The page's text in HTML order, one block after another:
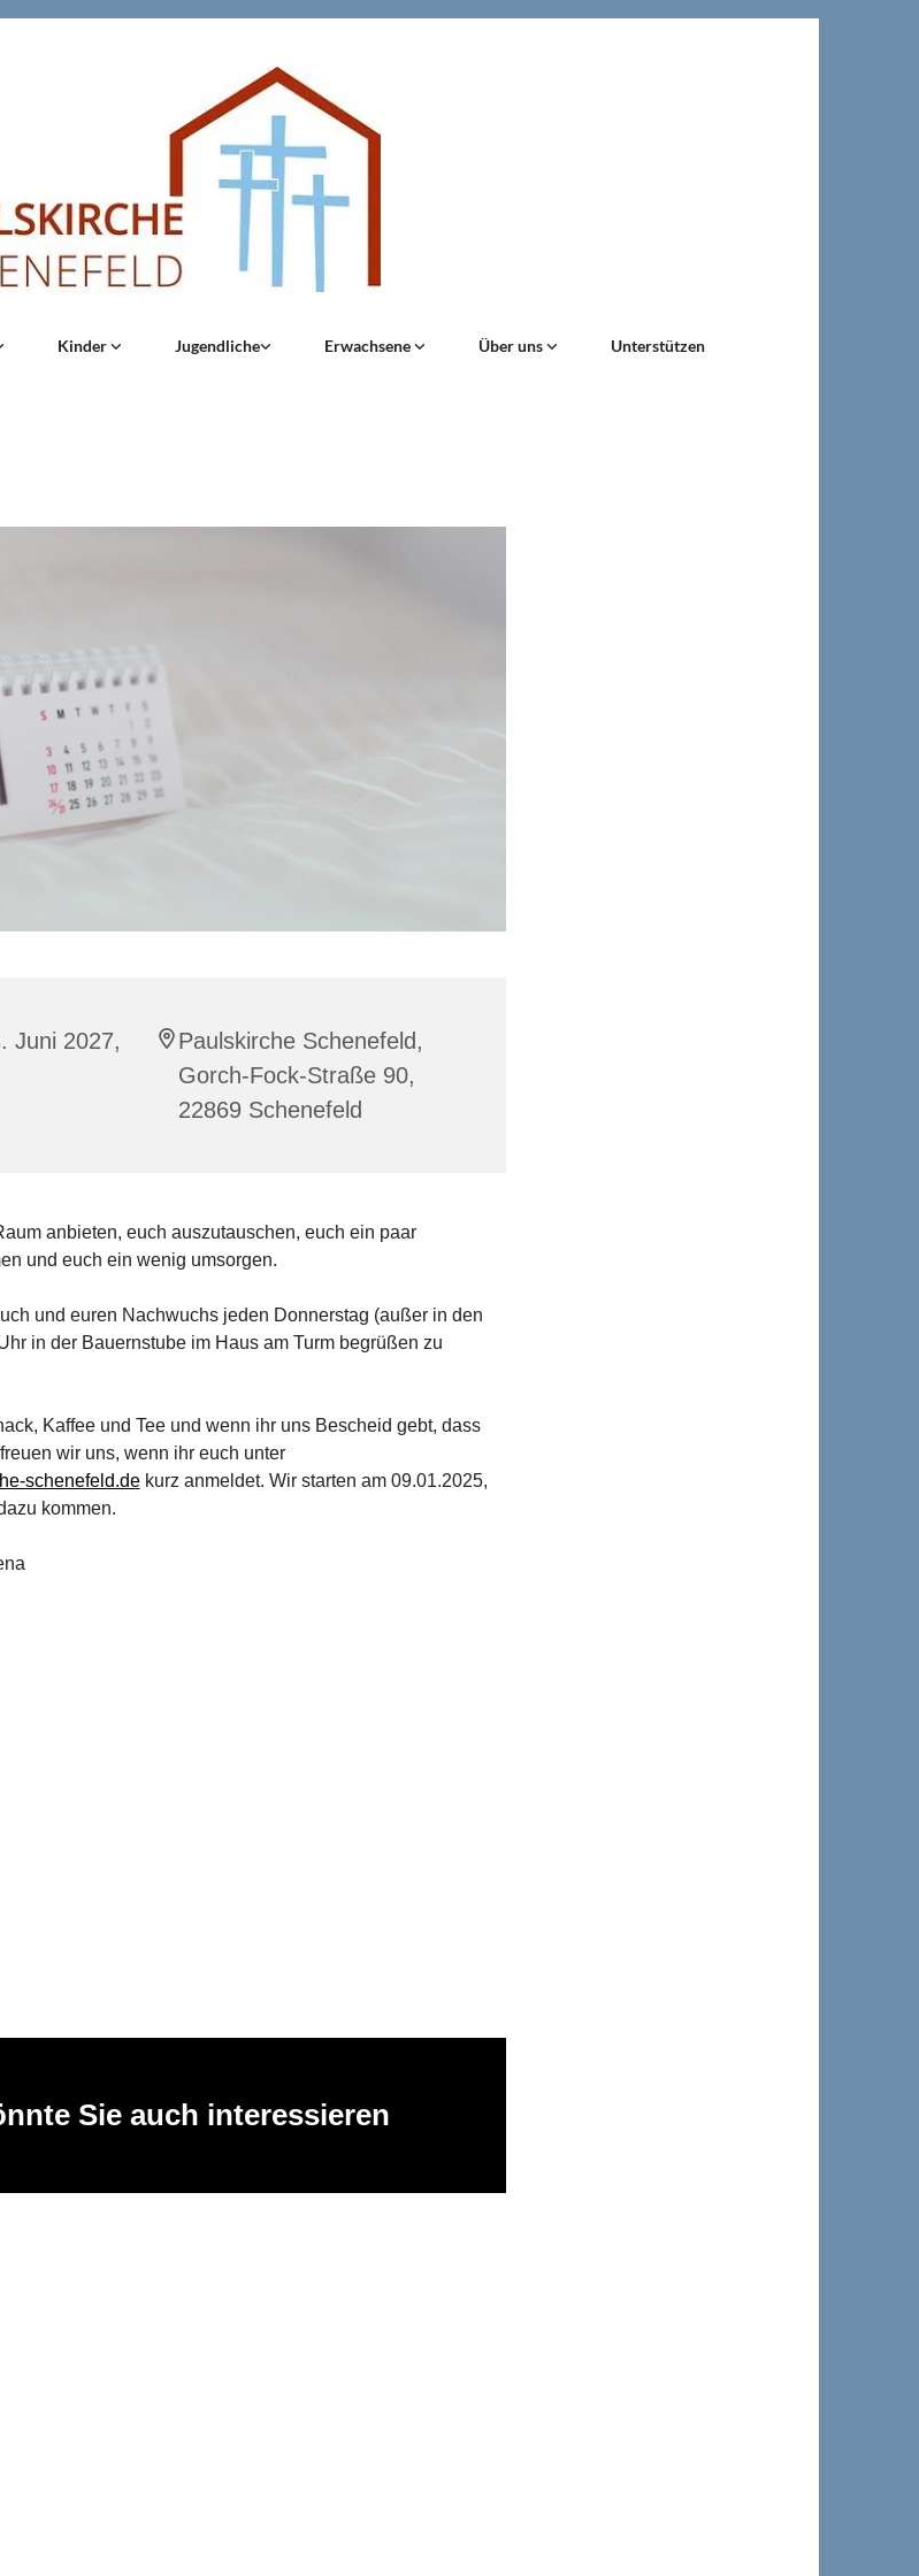
Kinder Jugendliche Erwachsene Über uns Unterstützen
Juni 2027,
Paulskirche Schenefeld,
Gorch-Fock-Straße 90,
22869 Schenefeld
anbieten, euch auszutauschen, euch ein paar
und euch ein wenig umsorgen.
und euren Nachwuchs jeden Donnerstag (außer in den
in der Bauernstube im Haus am Turm begrüßen zu
Kaffee und Tee und wenn ihr uns Bescheid gebt, dass
wir uns, wenn ihr euch unter
schenefeld.dekurz anmeldet. Wir starten am 09.01.2025,
kommen.
Sie auch interessieren